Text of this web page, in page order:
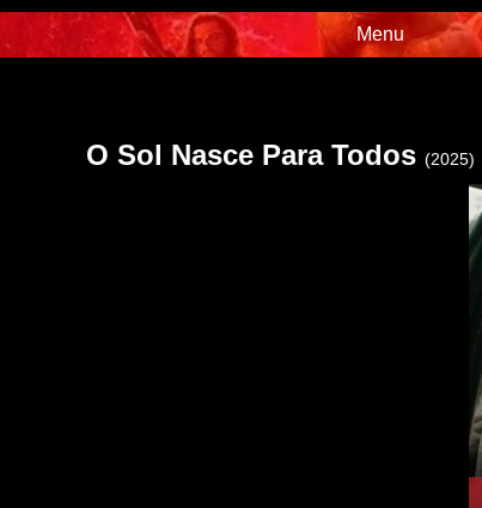
Menu
O Sol Nasce Para Todos (2025)